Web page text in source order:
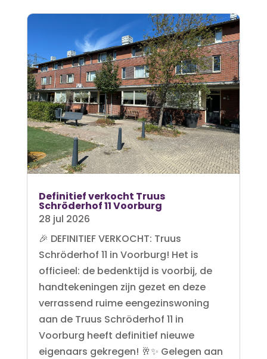
Definitief verkocht Truus
Schröderhof 11 Voorburg
28 jul 2026
🎉 DEFINITIEF VERKOCHT: Truus
Schröderhof 11 in Voorburg! Het is
officieel: de bedenktijd is voorbij, de
handtekeningen zijn gezet en deze
verrassend ruime eengezinswoning
aan de Truus Schröderhof 11 in
Voorburg heeft definitief nieuwe
eigenaars gekregen! 🥂✨ Gelegen aan